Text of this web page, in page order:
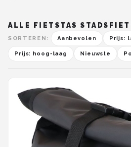
Cortina
Alle merken →
ALLE FIETSTAS
SORTEREN: Aanbevolen Prijs:
Prijs: hoog-laag Nieuwste